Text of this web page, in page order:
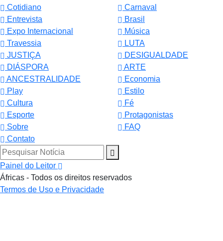
Cotidiano
Carnaval
Entrevista
Brasil
Expo Internacional
Música
Travessia
LUTA
JUSTIÇA
DESIGUALDADE
DIÁSPORA
ARTE
ANCESTRALIDADE
Economia
Play
Estilo
Cultura
Fé
Esporte
Protagonistas
Sobre
FAQ
Contato
Pesquisar Notícia
Painel do Leitor
Áfricas - Todos os direitos reservados
Termos de Uso e Privacidade